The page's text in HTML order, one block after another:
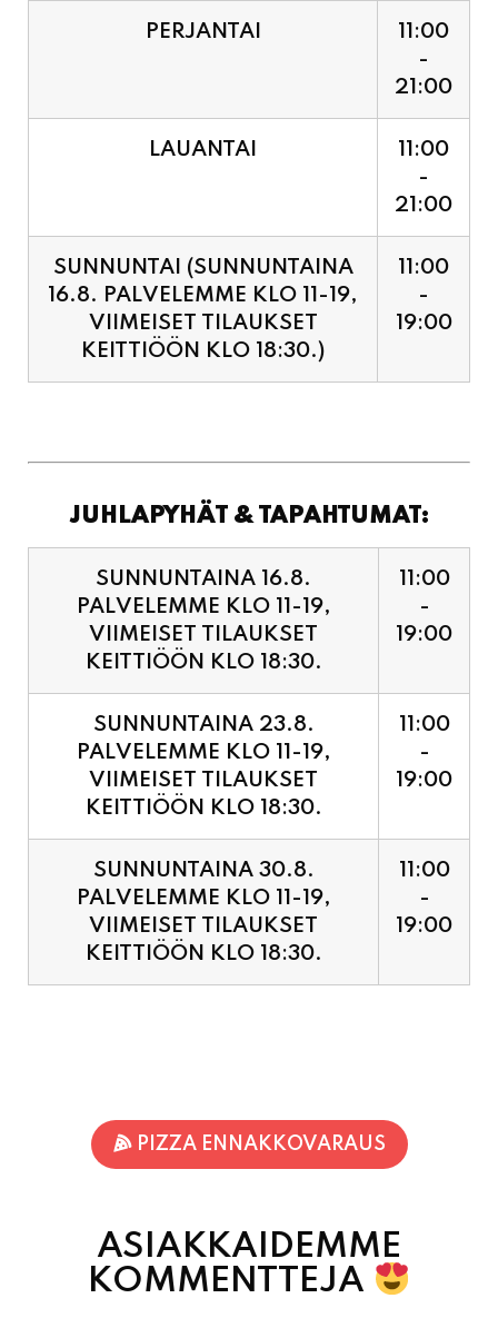
21:00
11:00
-
21:00
16.8. PALVELEMME KLO 11-19,
VIIMEISET TILAUKSET
KEITTIÖÖN KLO 18:30.)
11:00
-
19:00
SUNNUNTAINA 16.8.
PALVELEMME KLO 11-19,
VIIMEISET TILAUKSET
KEITTIÖÖN KLO 18:30.
11:00
-
19:00
SUNNUNTAINA 23.8.
PALVELEMME KLO 11-19,
VIIMEISET TILAUKSET
KEITTIÖÖN KLO 18:30.
-
19:00
SUNNUNTAINA 30.8.
PALVELEMME KLO 11-19,
VIIMEISET TILAUKSET
KEITTIÖÖN KLO 18:30.
-
19:00